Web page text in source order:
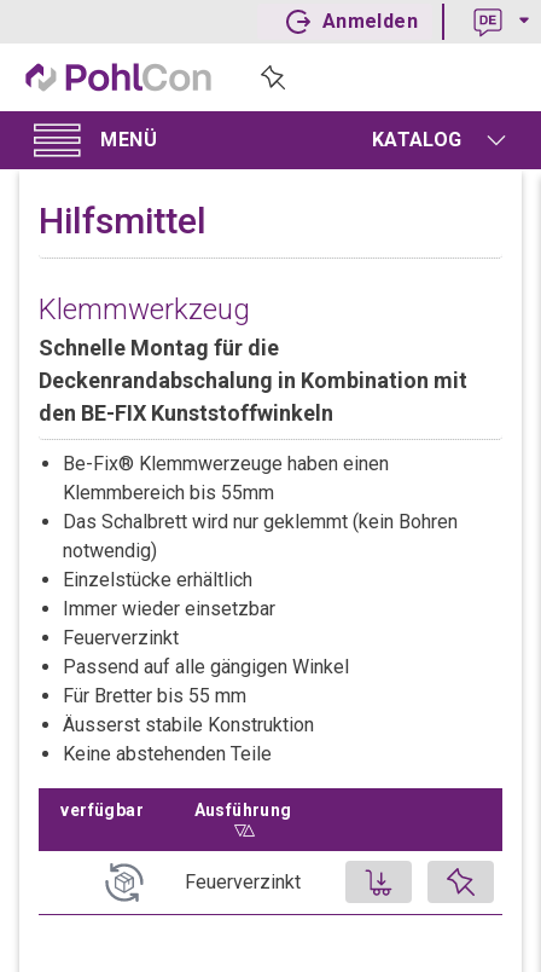
KATALOG
Anmelden
Hilfsmittel
Klemmwerkzeug
Schnelle Montag für die
Deckenrandabschalung in Kombination mit
den BE-FIX Kunststoffwinkeln
Be-Fix® Klemmwerzeuge haben einen
Klemmbereich bis 55mm
Das Schalbrett wird nur geklemmt (kein Bohren
notwendig)
Einzelstücke erhältlich
Immer wieder einsetzbar
Feuerverzinkt
Passend auf alle gängigen Winkel
Für Bretter bis 55 mm
Äusserst stabile Konstruktion
Keine abstehenden Teile
verfügbar Ausführung
Sortiere aufsteigend nach
Ausführung
Feuerverzinkt Produkt auf